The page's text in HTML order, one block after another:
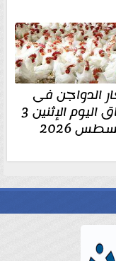
الدواجن فى
الأسواق اليوم الإثنين 3
2026